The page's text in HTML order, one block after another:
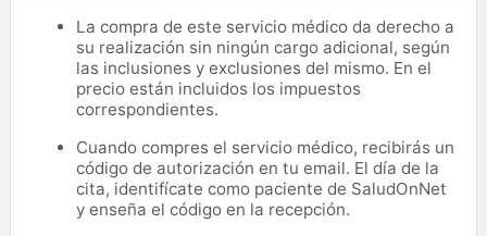
La compra de este servicio médico da derecho a
su realización sin ningún cargo adicional, según
las inclusiones y exclusiones del mismo. En el
precio están incluidos los impuestos
correspondientes.
Cuando compres el servicio médico, recibirás un
código de autorización en tu email. El día de la
cita, identifícate como paciente de SaludOnNet
y enseña el código en la recepción.